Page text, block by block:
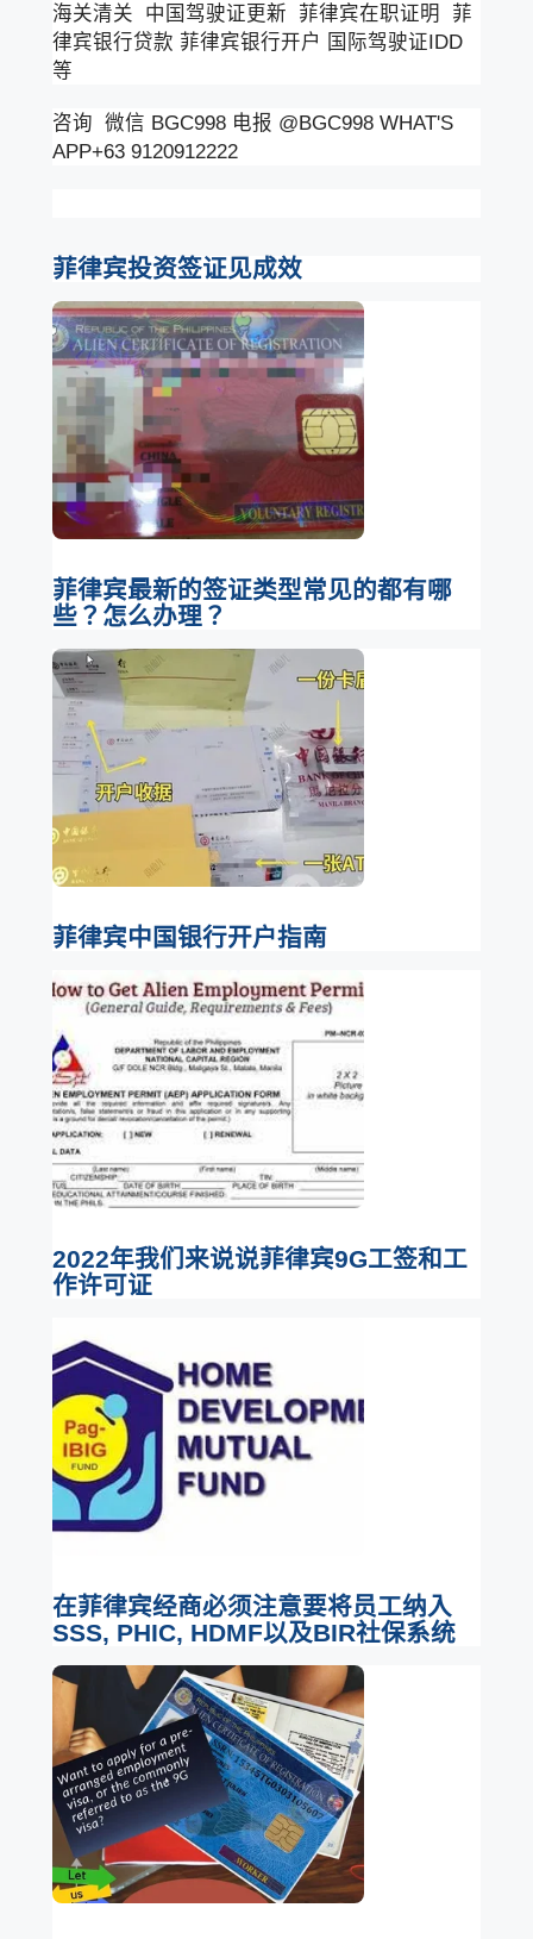
海关清关 中国驾驶证更新 菲律宾在职证明 菲
律宾银行贷款 菲律宾银行开户 国际驾驶证IDD
等
咨询 微信 BGC998 电报 @BGC998 WHAT'S
APP+63 9120912222
菲律宾投资签证见成效
菲律宾最新的签证类型常见的都有哪
些？怎么办理？
菲律宾中国银行开户指南
2022年我们来说说菲律宾9G工签和工
作许可证
在菲律宾经商必须注意要将员工纳入
SSS, PHIC, HDMF以及BIR社保系统